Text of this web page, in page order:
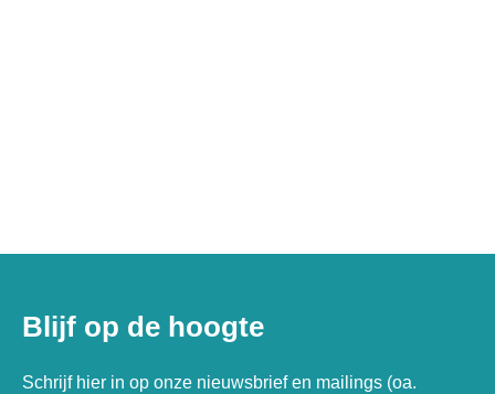
Blijf op de hoogte
Schrijf hier in op onze nieuwsbrief en mailings (oa.